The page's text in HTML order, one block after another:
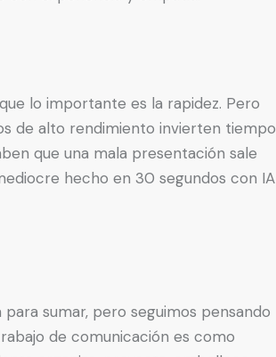
lo importante es la rapidez. Pero
de alto rendimiento invierten tiempo
que una mala presentación sale
hecho en 30 segundos con IA
sumar, pero seguimos pensando
de comunicación es como